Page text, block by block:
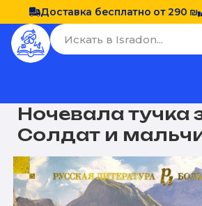
Доставка бесплатно от 290 ₪
Ночевала тучка
Солдат и